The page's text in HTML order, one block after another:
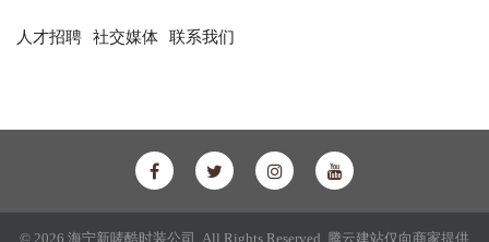
人才招聘 社交媒体 联系我们
© 2026 海宁新唛酷时装公司 All Rights Reserved. 腾云建站仅向商家提供